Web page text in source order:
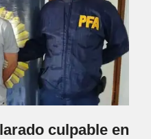
culpable en